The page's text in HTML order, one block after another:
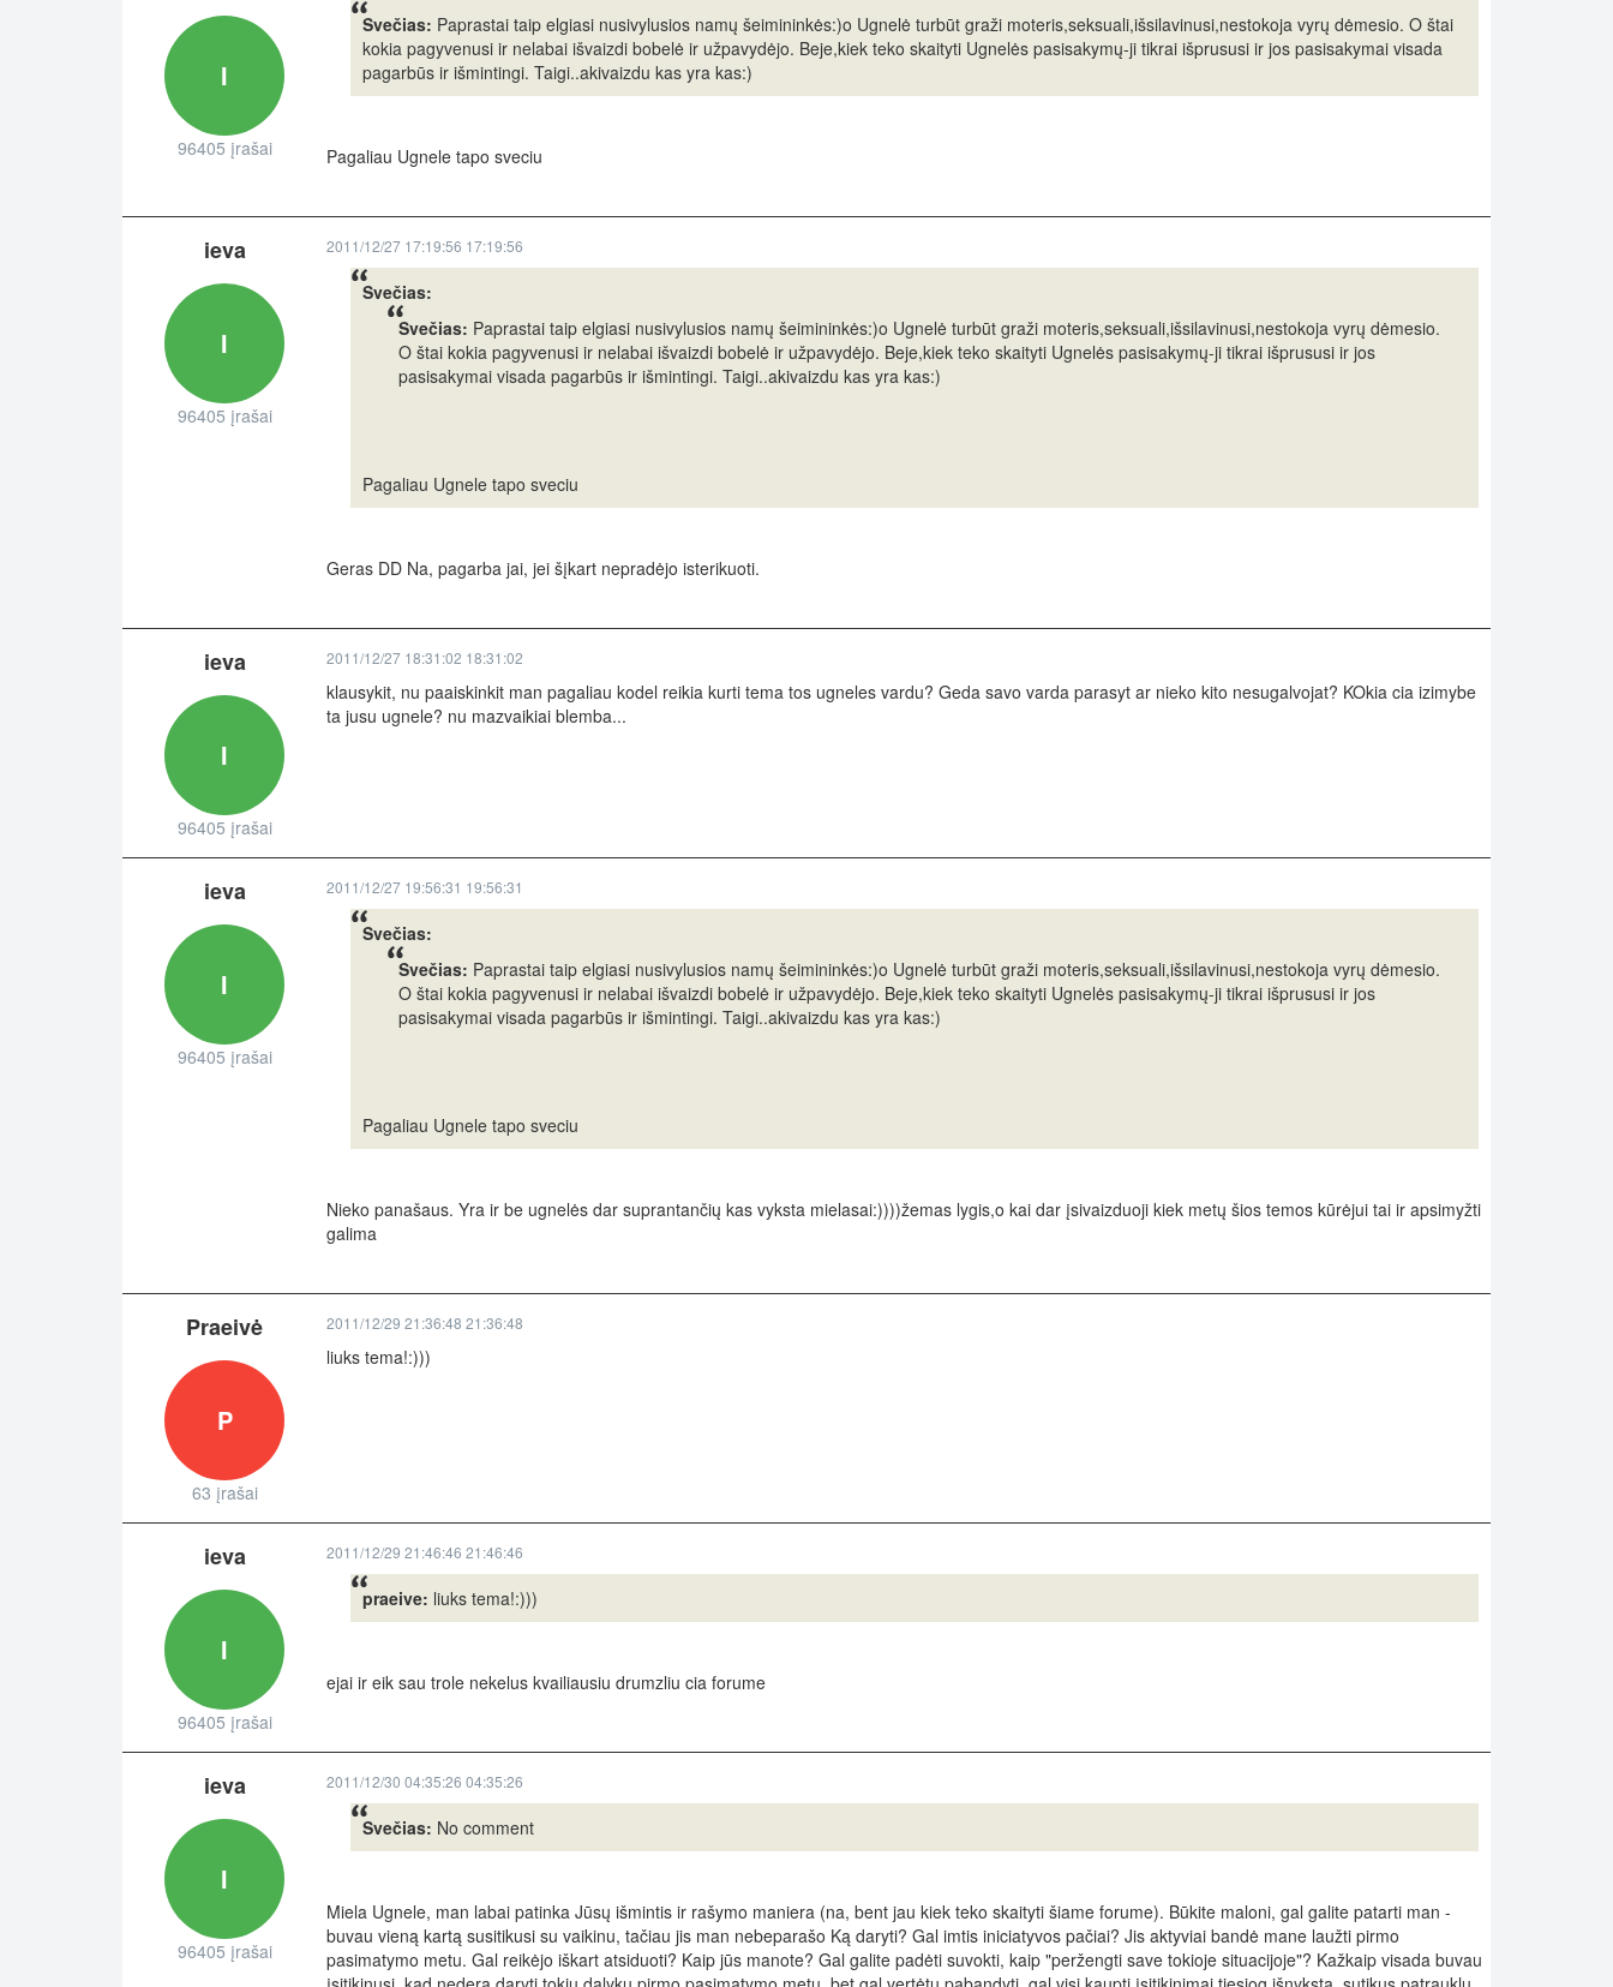
I
96405 įrašai
Svečias: Paprastai taip elgiasi nusivylusios namų šeimininkės:)o Ugnelė turbūt graži moteris,seksuali,išsilavinusi,nestokoja vyrų dėmesio. O štai
kokia pagyvenusi ir nelabai išvaizdi bobelė ir užpavydėjo. Beje,kiek teko skaityti Ugnelės pasisakymų-ji tikrai išprususi ir jos pasisakymai visada
pagarbūs ir išmintingi. Taigi..akivaizdu kas yra kas:)
Pagaliau Ugnele tapo sveciu
ieva
I
96405 įrašai
2011/12/27 17:19:56 17:19:56
Svečias:
Svečias: Paprastai taip elgiasi nusivylusios namų šeimininkės:)o Ugnelė turbūt graži moteris,seksuali,išsilavinusi,nestokoja vyrų dėmesio.
O štai kokia pagyvenusi ir nelabai išvaizdi bobelė ir užpavydėjo. Beje,kiek teko skaityti Ugnelės pasisakymų-ji tikrai išprususi ir jos
pasisakymai visada pagarbūs ir išmintingi. Taigi..akivaizdu kas yra kas:)
Pagaliau Ugnele tapo sveciu
Geras DD Na, pagarba jai, jei šįkart nepradėjo isterikuoti.
ieva
I
96405 įrašai
2011/12/27 18:31:02 18:31:02
klausykit, nu paaiskinkit man pagaliau kodel reikia kurti tema tos ugneles vardu? Geda savo varda parasyt ar nieko kito nesugalvojat? KOkia cia izimybe
ta jusu ugnele? nu mazvaikiai blemba...
ieva
I
96405 įrašai
2011/12/27 19:56:31 19:56:31
Svečias:
Svečias: Paprastai taip elgiasi nusivylusios namų šeimininkės:)o Ugnelė turbūt graži moteris,seksuali,išsilavinusi,nestokoja vyrų dėmesio.
O štai kokia pagyvenusi ir nelabai išvaizdi bobelė ir užpavydėjo. Beje,kiek teko skaityti Ugnelės pasisakymų-ji tikrai išprususi ir jos
pasisakymai visada pagarbūs ir išmintingi. Taigi..akivaizdu kas yra kas:)
Pagaliau Ugnele tapo sveciu
Nieko panašaus. Yra ir be ugnelės dar suprantančių kas vyksta mielasai:))))žemas lygis,o kai dar įsivaizduoji kiek metų šios temos kūrėjui tai ir apsimyžti
galima
Praeivė
P
63 įrašai
2011/12/29 21:36:48 21:36:48
liuks tema!:)))
ieva
I
96405 įrašai
2011/12/29 21:46:46 21:46:46
praeive: liuks tema!:)))
ejai ir eik sau trole nekelus kvailiausiu drumzliu cia forume
ieva
I
96405 įrašai
2011/12/30 04:35:26 04:35:26
Svečias: No comment
Miela Ugnele, man labai patinka Jūsų išmintis ir rašymo maniera (na, bent jau kiek teko skaityti šiame forume). Būkite maloni, gal galite patarti man -
buvau vieną kartą susitikusi su vaikinu, tačiau jis man nebeparašo Ką daryti? Gal imtis iniciatyvos pačiai? Jis aktyviai bandė mane laužti pirmo
pasimatymo metu. Gal reikėjo iškart atsiduoti? Kaip jūs manote? Gal galite padėti suvokti, kaip "peržengti save tokioje situacijoje"? Kažkaip visada buvau